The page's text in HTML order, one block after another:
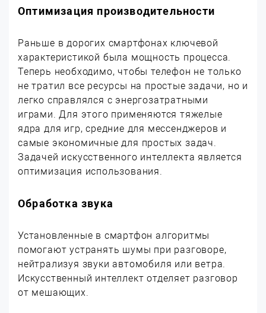
Оптимизация производительности
Раньше в дорогих смартфонах ключевой
характеристикой была мощность процесса.
Теперь необходимо, чтобы телефон не только
не тратил все ресурсы на простые задачи, но и
легко справлялся с энергозатратными
играми. Для этого применяются тяжелые
ядра для игр, средние для мессенджеров и
самые экономичные для простых задач.
Задачей искусственного интеллекта является
оптимизация использования.
Обработка звука
Установленные в смартфон алгоритмы
помогают устранять шумы при разговоре,
нейтрализуя звуки автомобиля или ветра.
Искусственный интеллект отделяет разговор
от мешающих.